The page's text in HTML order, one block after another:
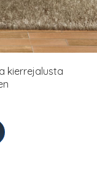
kierrejalusta